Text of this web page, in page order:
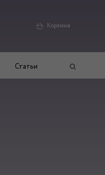
Корзина
Статьи